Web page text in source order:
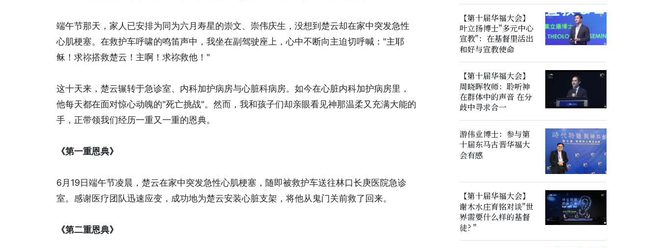
端午节那天，家人已安排为同为六月寿星的崇文、崇伟庆生，没想到楚云却在家中突发急性
心肌梗塞。在救护车呼啸的鸣笛声中，我坐在副驾驶座上，心中不断向主迫切呼喊："主耶
稣！求祢搭救楚云！主啊！求祢救他！"
这十天来，楚云辗转于急诊室、内科加护病房与心脏科病房。如今在心脏内科加护病房里，
他每天都在面对惊心动魄的"死亡挑战"。然而，我和孩子们却亲眼看见神那温柔又充满大能的
手，正带领我们经历一重又一重的恩典。
《第一重恩典》
6月19日端午节凌晨，楚云在家中突发急性心肌梗塞，随即被救护车送往林口长庚医院急诊
室。感谢医疗团队迅速应变，成功地为楚云安装心脏支架，将他从鬼门关前救了回来。
《第二重恩典》
【第十届华福大会】
叶立扬博士"多元中心
宣教"：在基督里活出
和好与宣教使命
【第十届华福大会】
周晓晖牧师：聆听神
在群体中的声音 在分
歧中寻求合一
游伟业博士：参与第
十届东马古晋华福大
会有感
【第十届华福大会】
谢木水庄育铭对谈"世
界需要什么样的基督
徒? "